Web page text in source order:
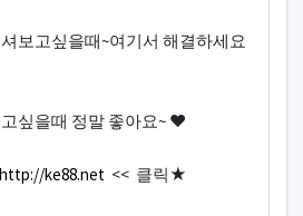
보고싶을때~여기서 해결하세요
싶을때 정말 좋아요~ ♥
http://ke88.net<< 클릭★